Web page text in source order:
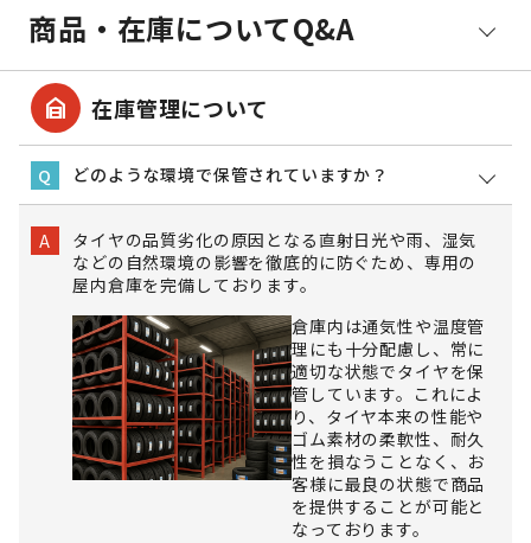
商品・在庫についてQ&A
garage_home 在庫管理について
Q どのような環境で保管されていますか？
A
タイヤの品質劣化の原因となる直射日光や雨、湿気
などの自然環境の影響を徹底的に防ぐため、専用の
屋内倉庫を完備しております。
倉庫内は通気性や温度管
理にも十分配慮し、常に
適切な状態でタイヤを保
管しています。これによ
り、タイヤ本来の性能や
ゴム素材の柔軟性、耐久
性を損なうことなく、お
客様に最良の状態で商品
を提供することが可能と
なっております。